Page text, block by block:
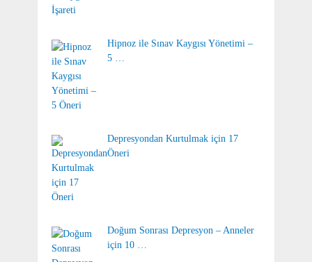
Hipnoz ile Sınav Kaygısı Yönetimi –
5 …
Depresyondan Kurtulmak için 17
Öneri
Doğum Sonrası Depresyon – Anneler
için 10 …